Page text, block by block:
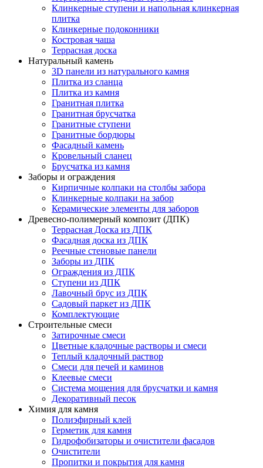
Клинкерные ступени и напольная клинкерная
плитка
Клинкерные подоконники
Костровая чаша
Террасная доска
Натуральный камень
3D панели из натурального камня
Плитка из сланца
Плитка из камня
Гранитная плитка
Гранитная брусчатка
Гранитные ступени
Гранитные бордюры
Фасадный камень
Кровельный сланец
Брусчатка из камня
Заборы и ограждения
Кирпичные колпаки на столбы забора
Клинкерные колпаки на забор
Керамические элементы для заборов
Древесно-полимерный композит (ДПК)
Террасная Доска из ДПК
Фасадная доска из ДПК
Реечные стеновые панели
Заборы из ДПК
Ограждения из ДПК
Ступени из ДПК
Лавочный брус из ДПК
Садовый паркет из ДПК
Комплектующие
Строительные смеси
Затирочные смеси
Цветные кладочные растворы и смеси
Теплый кладочный раствор
Смеси для печей и каминов
Клеевые смеси
Система мощения для брусчатки и камня
Декоративный песок
Химия для камня
Полиэфирный клей
Герметик для камня
Гидрофобизаторы и очистители фасадов
Очистители
Пропитки и покрытия для камня